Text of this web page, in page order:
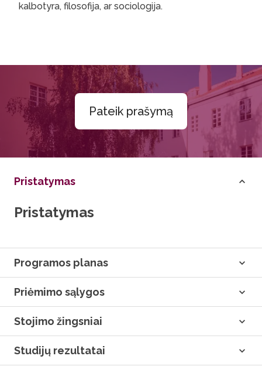
kalbotyra, filosofija, ar sociologija.
Pateik prašymą
Pristatymas
Pristatymas
Programos planas
Priėmimo sąlygos
Stojimo žingsniai
Studijų rezultatai